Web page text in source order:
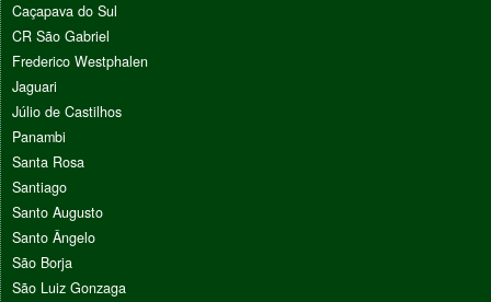
Caçapava do Sul
CR São Gabriel
Frederico Westphalen
Jaguari
Júlio de Castilhos
Panambi
Santa Rosa
Santiago
Santo Augusto
Santo Ângelo
São Borja
São Luiz Gonzaga